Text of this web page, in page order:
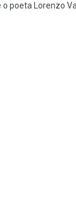
poeta Lorenzo